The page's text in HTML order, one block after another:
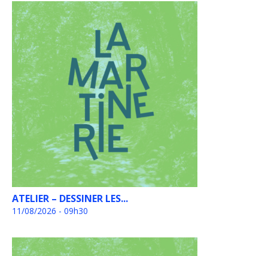
ATELIER – DESSINER LES...
11/08/2026 - 09h30